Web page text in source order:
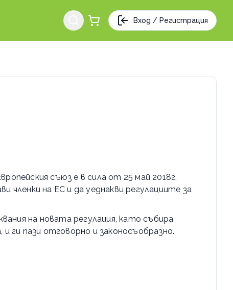
Вход / Регистрация
съюз е в сила от 25 май 2018г.
на ЕС и да уеднакви регулациите за
на новата регулация, като събира
ги пази отговорно и законосъобразно.